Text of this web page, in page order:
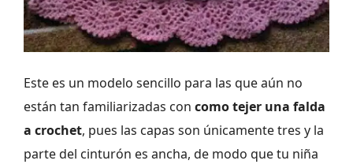
Este es un modelo sencillo para las que aún no
están tan familiarizadas con como tejer una falda
a crochet, pues las capas son únicamente tres y la
parte del cinturón es ancha, de modo que tu niña